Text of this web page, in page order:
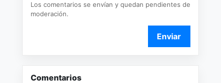
Los comentarios se envían y quedan pendientes de
moderación.
Enviar
Comentarios